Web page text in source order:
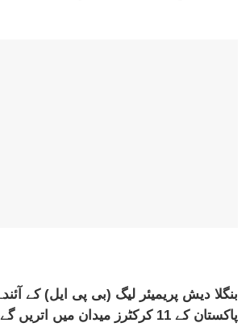
بنگلا دیش پریمیئر لیگ (بی پی ایل) کے
پاکستان کے 11 کرکٹرز میدان میں